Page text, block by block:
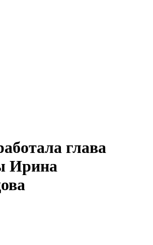
глава
Ирина